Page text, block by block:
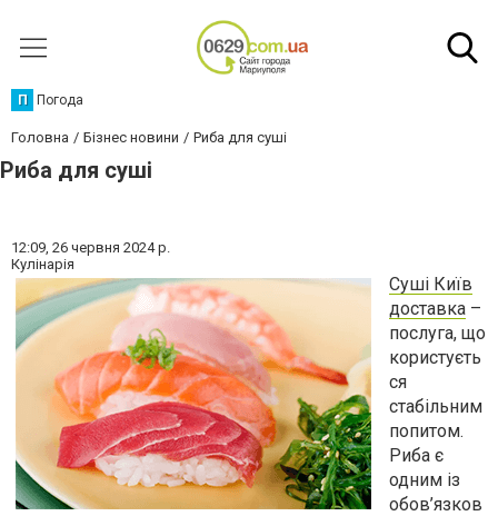
П Погода
Головна Бізнес новини Риба для суші
Риба для суші
12:09, 26 червня 2024 р.
Кулінарія
Суші Київ
доставка –
послуга, що
користуєть
ся
стабільним
попитом.
Риба є
одним із
обов’язков